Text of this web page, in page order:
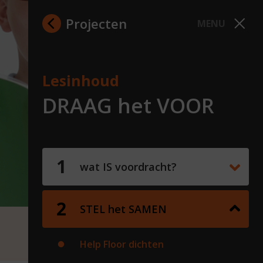
Projecten MENU
Lesinhoud
DRAAG het VOOR
wat IS voordracht?
STEL het SAMEN
Help Floor dichten